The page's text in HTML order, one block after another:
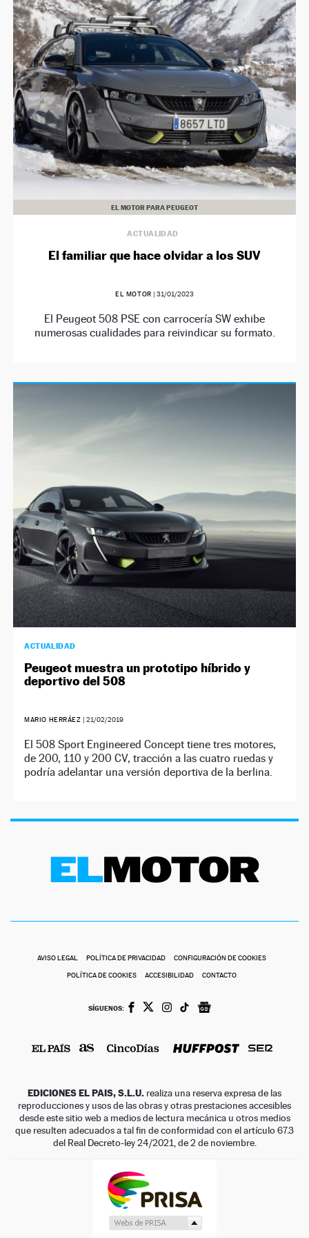
NEWSLETTER
SÍGUENOS
EL MOTOR PARA PEUGEOT
ACTUALIDAD
El familiar que hace olvidar a los SUV
EL MOTOR | 31/01/2023
El Peugeot 508 PSE con carrocería SW exhibe
numerosas cualidades para reivindicar su formato.
ACTUALIDAD
Peugeot muestra un prototipo híbrido y
deportivo del 508
MARIO HERRÁEZ | 21/02/2019
El 508 Sport Engineered Concept tiene tres motores,
de 200, 110 y 200 CV, tracción a las cuatro ruedas y
podría adelantar una versión deportiva de la berlina.
AVISO LEGAL POLÍTICA DE PRIVACIDAD CONFIGURACIÓN DE COOKIES
POLÍTICA DE COOKIES ACCESIBILIDAD CONTACTO
SÍGUENOS:
EDICIONES EL PAIS, S.L.U. realiza una reserva expresa de las
reproducciones y usos de las obras y otras prestaciones accesibles
desde este sitio web a medios de lectura mecánica u otros medios
que resulten adecuados a tal fin de conformidad con el artículo 67.3
del Real Decreto-ley 24/2021, de 2 de noviembre.